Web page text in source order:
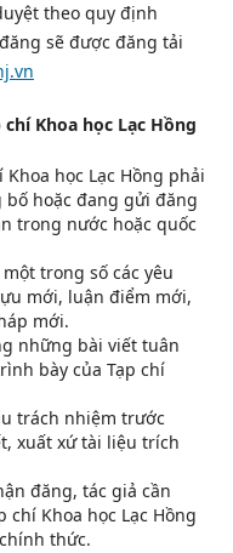
theo quy định
sẽ được đăng tải
Khoa học Lạc Hồng
học Lạc Hồng phải
hoặc đang gửi đăng
trong nước hoặc quốc
trong số các yêu
mới, luận điểm mới,
mới.
những bài viết tuân
bày của Tạp chí
trách nhiệm trước
xuất xứ tài liệu trích
đăng, tác giả cần
chí Khoa học Lạc Hồng
thức.